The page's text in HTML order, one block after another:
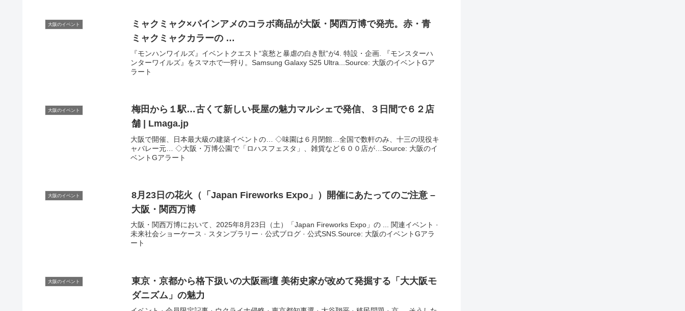
大阪のイベント ミャクミャク×パインアメのコラボ商品が大阪 ・関西万博で発売。赤・青
ミャクミャクカラーの …
『モンハンワイルズ』イベントクエスト“哀愁と暴虐の白き獣”が4. 特設・企画. 『モンスターハ
ンターワイルズ』をスマホで一狩り。Samsung Galaxy S25 Ultra...Source: 大阪のイベントGア
ラート
大阪のイベント
梅田から１駅…古くて新しい長屋の魅力マルシェで発信、３日間で６２店
舗 | Lmaga.jp
大阪で開催、日本最大級の建築イベントの… ◇味園は６月閉館…全国で数軒のみ、十三の現役キ
ャバレー元… ◇大阪・万博公園で「ロハスフェスタ」、雑貨など６００店が…Source: 大阪のイ
ベントGアラート
大阪のイベント
8月23日の花火（「Japan Fireworks Expo」）開催にあたってのご注意 –
大阪・関西万博
大阪・関西万博において、2025年8月23日（土）「Japan Fireworks Expo」の ... 関連イベント ·
未来社会ショーケース · スタンプラリー · 公式ブログ · 公式SNS.Source: 大阪のイベントGアラ
ート
大阪のイベント 東京・京都から格下扱いの大阪画壇 美術史家が改めて発掘する「大大阪モ
ダニズム」の魅力